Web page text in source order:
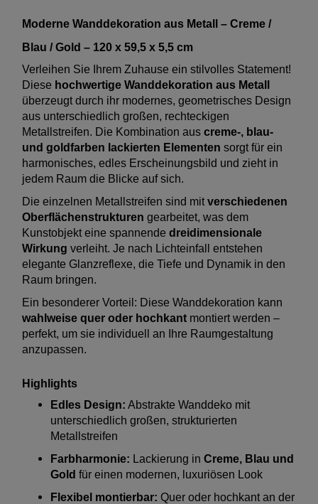
Moderne Wanddekoration aus Metall – Creme /
Blau / Gold – 120 x 59,5 x 5,5 cm
Verleihen Sie Ihrem Zuhause ein stilvolles Statement!
Diese hochwertige Wanddekoration aus Metall
überzeugt durch ihr modernes, geometrisches Design
aus unterschiedlich großen, rechteckigen
Metallstreifen. Die Kombination aus creme-, blau-
und goldfarben lackierten Elementen sorgt für ein
harmonisches, edles Erscheinungsbild und zieht in
jedem Raum die Blicke auf sich.
Die einzelnen Metallstreifen sind mitverschiedenen
Oberflächenstrukturen gearbeitet, was dem
Kunstobjekt eine spannende dreidimensionale
Wirkung verleiht. Je nach Lichteinfall entstehen
elegante Glanzreflexe, die Tiefe und Dynamik in den
Raum bringen.
Ein besonderer Vorteil: Diese Wanddekoration kann
wahlweise quer oder hochkant montiert werden –
perfekt, um sie individuell an Ihre Raumgestaltung
anzupassen.
Highlights
Edles Design: Abstrakte Wanddeko mit
unterschiedlich großen, strukturierten
Metallstreifen
Farbharmonie: Lackierung in Creme, Blau und
Gold für einen modernen, luxuriösen Look
Flexibel montierbar: Quer oder hochkant an der